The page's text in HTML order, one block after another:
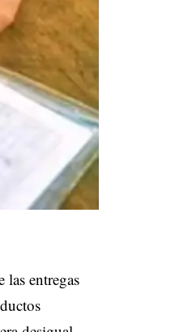
las entregas